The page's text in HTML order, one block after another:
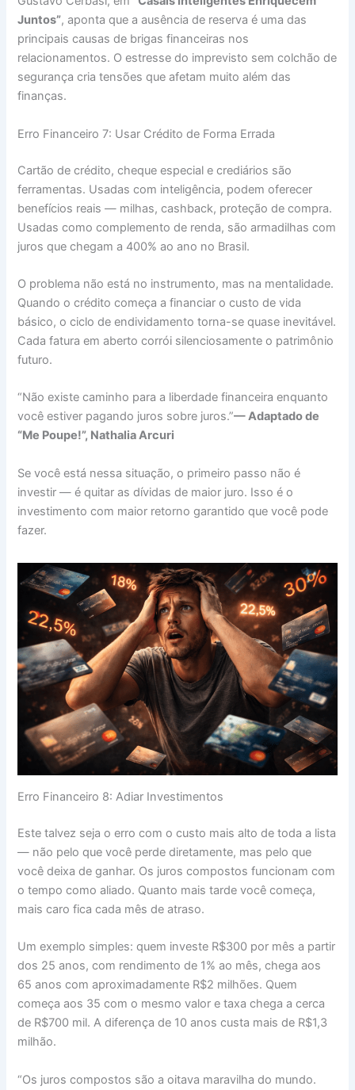
Juntos”, aponta que a ausência de reserva é uma das
principais causas de brigas financeiras nos
relacionamentos. O estresse do imprevisto sem colchão de
segurança cria tensões que afetam muito além das
finanças.
Erro Financeiro 7: Usar Crédito de Forma Errada
Cartão de crédito, cheque especial e crediários são
ferramentas. Usadas com inteligência, podem oferecer
benefícios reais — milhas, cashback, proteção de compra.
Usadas como complemento de renda, são armadilhas com
juros que chegam a 400% ao ano no Brasil.
O problema não está no instrumento, mas na mentalidade.
Quando o crédito começa a financiar o custo de vida
básico, o ciclo de endividamento torna-se quase inevitável.
Cada fatura em aberto corrói silenciosamente o patrimônio
futuro.
“Não existe caminho para a liberdade financeira enquanto
você estiver pagando juros sobre juros.”— Adaptado de
“Me Poupe!”, Nathalia Arcuri
Se você está nessa situação, o primeiro passo não é
investir — é quitar as dívidas de maior juro. Isso é o
investimento com maior retorno garantido que você pode
fazer.
Erro Financeiro 8: Adiar Investimentos
Este talvez seja o erro com o custo mais alto de toda a lista
— não pelo que você perde diretamente, mas pelo que
você deixa de ganhar. Os juros compostos funcionam com
o tempo como aliado. Quanto mais tarde você começa,
mais caro fica cada mês de atraso.
Um exemplo simples: quem investe R$300 por mês a partir
dos 25 anos, com rendimento de 1% ao mês, chega aos
65 anos com aproximadamente R$2 milhões. Quem
começa aos 35 com o mesmo valor e taxa chega a cerca
de R$700 mil. A diferença de 10 anos custa mais de R$1,3
milhão.
“Os juros compostos são a oitava maravilha do mundo.